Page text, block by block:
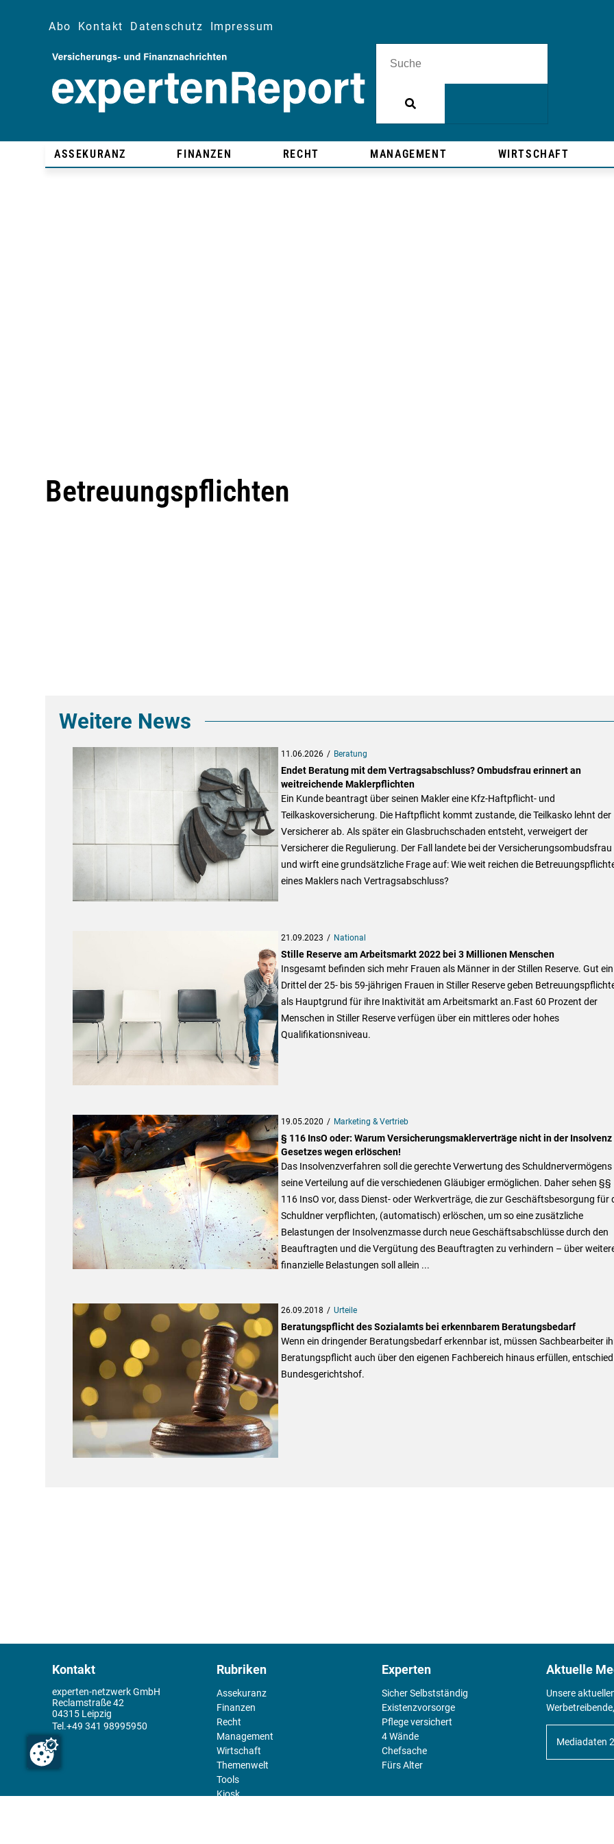
Abo Kontakt Datenschutz Impressum
ASSEKURANZ FINANZEN RECHT MANAGEMENT WIRTSCHAFT
Betreuungspflichten
Weitere News
11.06.2026 Beratung
Endet Beratung mit dem Vertragsabschluss? Ombudsfrau erinnert an
weitreichende Maklerpflichten
Ein Kunde beantragt über seinen Makler eine Kfz-Haftpflicht- und
Teilkaskoversicherung. Die Haftpflicht kommt zustande, die Teilkasko lehnt der
Versicherer ab. Als später ein Glasbruchschaden entsteht, verweigert der
Versicherer die Regulierung. Der Fall landete bei der Versicherungsombudsfrau
und wirft eine grundsätzliche Frage auf: Wie weit reichen die
eines Maklers nach Vertragsabschluss?
21.09.2023 National
Stille Reserve am Arbeitsmarkt 2022 bei 3 Millionen Menschen
Insgesamt befinden sich mehr Frauen als Männer in der Stillen Reserve. Gut ein
Drittel der 25- bis 59-jährigen Frauen in Stiller Reserve geben
als Hauptgrund für ihre Inaktivität am Arbeitsmarkt an.Fast 60 Prozent der
Menschen in Stiller Reserve verfügen über ein mittleres oder hohes
Qualifikationsniveau.
19.05.2020 Marketing & Vertrieb
§ 116 InsO oder: Warum Versicherungsmaklerverträge nicht in der Insolvenz
Gesetzes wegen erlöschen!
Das Insolvenzverfahren soll die gerechte Verwertung des Schuldnervermögens
seine Verteilung auf die verschiedenen Gläubiger ermöglichen. Daher sehen §§
116 InsO vor, dass Dienst- oder Werkverträge, die zur Geschäftsbesorgung für
Schuldner verpflichten, (automatisch) erlöschen, um so eine zusätzliche
Belastungen der Insolvenzmasse durch neue Geschäftsabschlüsse durch den
Beauftragten und die Vergütung des Beauftragten zu verhindern – über
finanzielle Belastungen soll allein ...
26.09.2018 Urteile
Beratungspflicht des Sozialamts bei erkennbarem Beratungsbedarf
Wenn ein dringender Beratungsbedarf erkennbar ist, müssen Sachbearbeiter
Beratungspflicht auch über den eigenen Fachbereich hinaus erfüllen,
Bundesgerichtshof.
Kontakt
experten-netzwerk GmbH
Reclamstraße 42
04315 Leipzig
+49 341 98995950
Rubriken
Assekuranz
Finanzen
Recht
Management
Wirtschaft
Themenwelt
Tools
Kiosk
Experten
Sicher Selbstständig
Existenz­vorsorge
Pflege versichert
4 Wände
Chefsache
Fürs Alter
Aktuelle
Unsere
Mediadaten